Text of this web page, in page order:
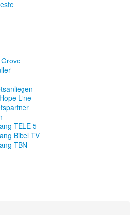
Grove
Line
TELE 5
Bibel TV
TBN